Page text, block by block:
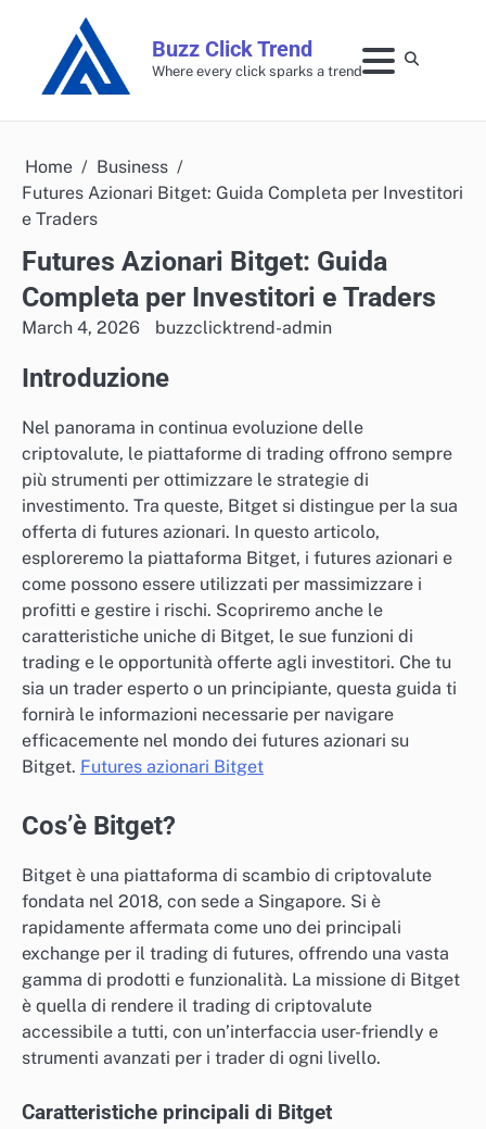
content
Buzz Click Trend
Where every click sparks a trend
Home
Business
Futures Azionari Bitget: Guida Completa per Investitori
e Traders
Futures Azionari Bitget: Guida
Completa per Investitori e Traders
March 4, 2026 buzzclicktrend-admin
Introduzione
Nel panorama in continua evoluzione delle
criptovalute, le piattaforme di trading offrono sempre
più strumenti per ottimizzare le strategie di
investimento. Tra queste, Bitget si distingue per la sua
offerta di futures azionari. In questo articolo,
esploreremo la piattaforma Bitget, i futures azionari e
come possono essere utilizzati per massimizzare i
profitti e gestire i rischi. Scopriremo anche le
caratteristiche uniche di Bitget, le sue funzioni di
trading e le opportunità offerte agli investitori. Che tu
sia un trader esperto o un principiante, questa guida ti
fornirà le informazioni necessarie per navigare
efficacemente nel mondo dei futures azionari su
Bitget. Futures azionari Bitget
Cos’è Bitget?
Bitget è una piattaforma di scambio di criptovalute
fondata nel 2018, con sede a Singapore. Si è
rapidamente affermata come uno dei principali
exchange per il trading di futures, offrendo una vasta
gamma di prodotti e funzionalità. La missione di Bitget
è quella di rendere il trading di criptovalute
accessibile a tutti, con un’interfaccia user-friendly e
strumenti avanzati per i trader di ogni livello.
Caratteristiche principali di Bitget